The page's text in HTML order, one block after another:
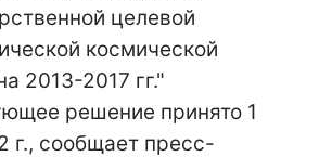
целевой
космической
2013-2017 гг."
решение принято 1
г., сообщает пресс-